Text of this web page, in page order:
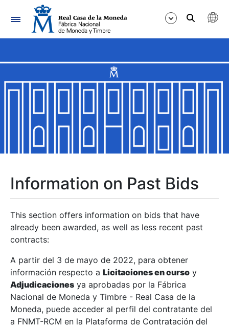
Navigation
Show/Hide
Show/Hide
Show/Hide
Show/Hide
Show/Hide
Information on Past Bids
This section offers information on bids that have
already been awarded, as well as less recent past
contracts:
A partir del 3 de mayo de 2022, para obtener
información respecto a Licitaciones en curso y
Adjudicaciones ya aprobadas por la Fábrica
Nacional de Moneda y Timbre - Real Casa de la
Moneda, puede acceder al perfil del contratante del
a FNMT-RCM en la Plataforma de Contratación del